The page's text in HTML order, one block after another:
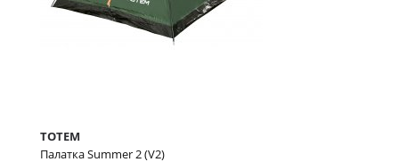
TOTEM
Палатка Summer 2 (V2)